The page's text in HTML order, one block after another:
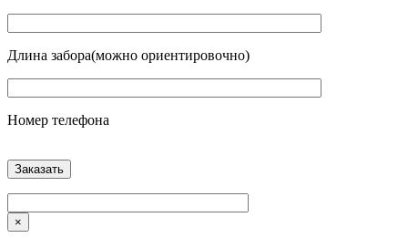
Длина забора(можно ориентировочно)
Номер телефона
×